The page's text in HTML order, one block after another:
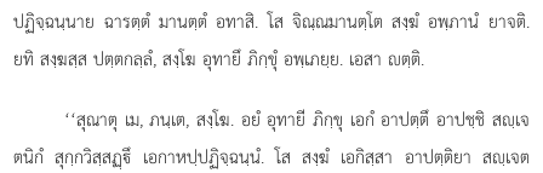
ปฏิจฺฉนฺนาย ฉารตฺตํ มานตฺตํ อทาสิ. โส จิณฺณมานตฺโตสงฺฆํ อพฺภานํ ยาจติ.
ยทิ สงฺฆสฺส ปตฺตกลฺลํ, สงฺโฆ อุทายึ ภิกฺขุํ อพฺเภยฺย. เอสา ตฺติ.
‘‘สุณาตุ เม, ภนฺเต, สงฺโฆ. อยํ อุทายี ภิกฺขุ เอกํ อาปตฺตึ อาปชฺชิ สฺเจ
ตนิกํ สุกฺกวิสฺสฏฺึ เอกาหปฺปฏิจฺฉนฺนํ. โส สงฺฆํ เอกิสฺสา อาปตฺติยา สฺเจต